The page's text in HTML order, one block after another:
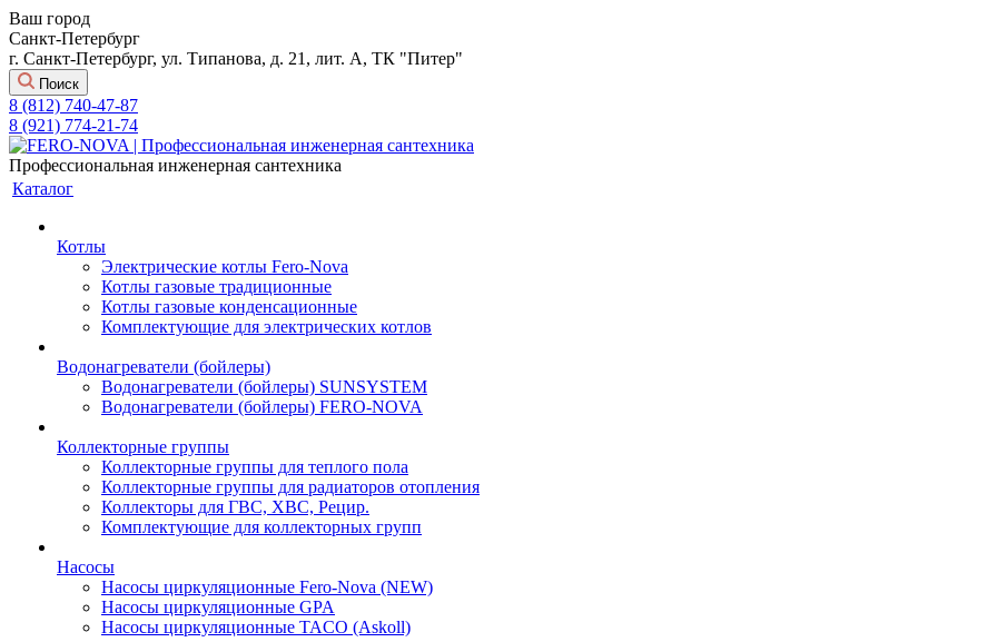
Ваш город
Санкт-Петербург
г. Санкт-Петербург, ул. Типанова, д. 21, лит. А, ТК "Питер"
Поиск
8 (812) 740-47-87
8 (921) 774-21-74
Профессиональная инженерная сантехника
Каталог
Котлы
Электрические котлы Fero-Nova
Котлы газовые традиционные
Котлы газовые конденсационные
Комплектующие для электрических котлов
Водонагреватели (бойлеры)
Водонагреватели (бойлеры) SUNSYSTEM
Водонагреватели (бойлеры) FERO-NOVA
Коллекторные группы
Коллекторные группы для теплого пола
Коллекторные группы для радиаторов отопления
Коллекторы для ГВС, ХВС, Рецир.
Комплектующие для коллекторных групп
Насосы
Насосы циркуляционные Fero-Nova (NEW)
Насосы циркуляционные GPA
Насосы циркуляционные TACO (Askoll)